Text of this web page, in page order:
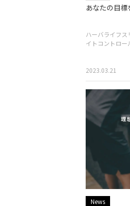
あなたの目標
ハーバライフス
イトコントロー
2023.03.21
News